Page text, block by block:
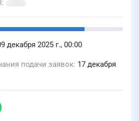
декабря 2025 г., 00:00
подачи заявок 17 декабря